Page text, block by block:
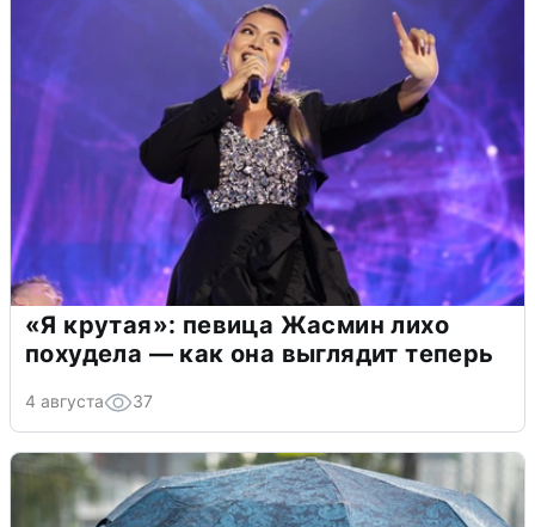
«Я крутая»: певица Жасмин лихо
похудела — как она выглядит теперь
4 августа 37